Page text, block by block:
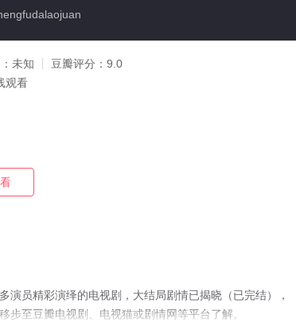
未知 豆瓣评分： 9.0
观看
员精彩演绎的电视剧，大结局剧情已揭晓（已完结），
至豆瓣电视剧、电视猫或剧情网等平台了解。